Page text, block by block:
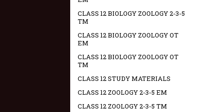
CLASS 12 BIOLOGY ZOOLOGY 2-3-5
TM
CLASS 12 BIOLOGY ZOOLOGY OT
EM
CLASS 12 BIOLOGY ZOOLOGY OT
TM
CLASS 12 STUDY MATERIALS
CLASS 12 ZOOLOGY 2-3-5 EM
CLASS 12 ZOOLOGY 2-3-5 TM